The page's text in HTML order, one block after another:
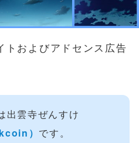
トおよびアドセンス広告
出雲寺ぜんすけ
） です。